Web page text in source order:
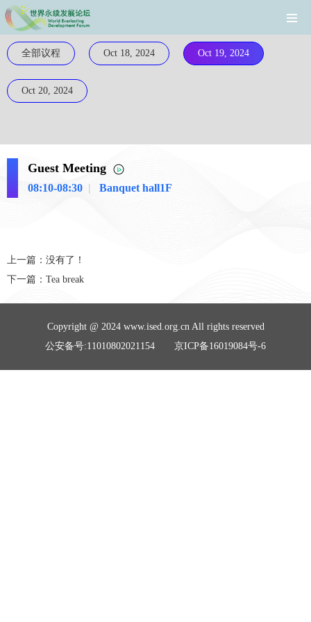
全部议程 Oct 18, 2024 Oct 19, 2024
Oct 20, 2024
Guest Meeting
08:10-08:30 | Banquet hall1F
上一篇：没有了！
下一篇： Tea break
Copyright @ 2024 www.ised.org.cn All rights reserved
公安备号:11010802021154 京ICP备16019084号-6